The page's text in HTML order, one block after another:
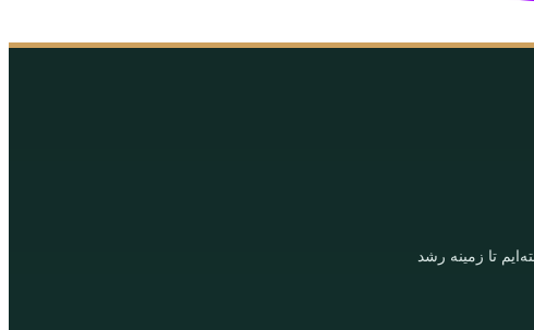
تا زمینه رشد